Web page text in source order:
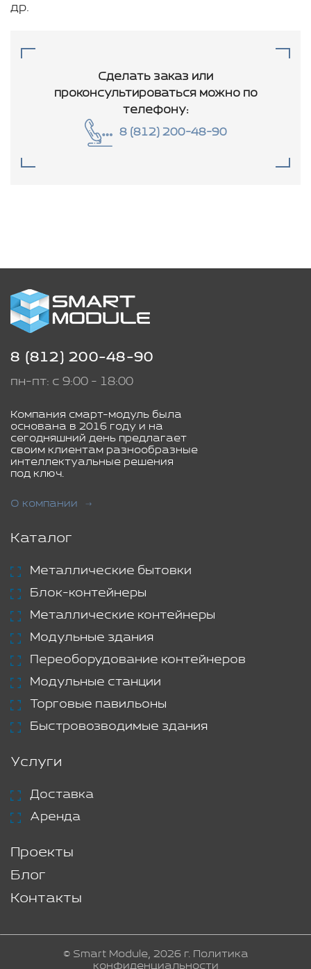
др.
Сделать заказ или
проконсультироватьсяможно по
телефону:
8 (812) 200-48-90
8 (812) 200-48-90
пн-пт: с 9:00 - 18:00
Компания смарт-модуль была
основана в 2016 году и на
сегодняшний день предлагает
своим клиентам разнообразные
интеллектуальные решения
под ключ.
О компании
Каталог
Металлические бытовки
Блок-контейнеры
Металлические контейнеры
Модульные здания
Переоборудование контейнеров
Модульные станции
Торговые павильоны
Быстровозводимые здания
Услуги
Доставка
Аренда
Проекты
Блог
Контакты
© Smart Module, 2026 г. Политика
конфиденциальности